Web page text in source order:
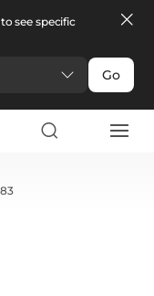
see specific
Go